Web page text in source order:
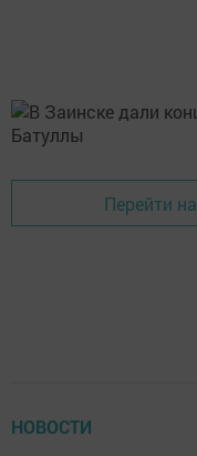
Перейти
НОВОСТИ